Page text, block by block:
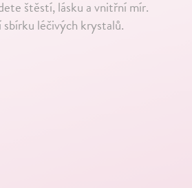
štěstí, lásku a vnitřní mír.
léčivých krystalů.